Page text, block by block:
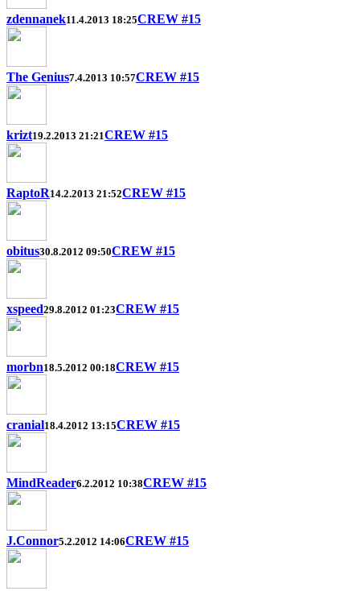
zdennanek11.4.2013 18:25CREW #15
The Genius7.4.2013 10:57CREW #15
krizt19.2.2013 21:21CREW #15
RaptoR14.2.2013 21:52CREW #15
obitus30.8.2012 09:50CREW #15
xspeed29.8.2012 01:23CREW #15
morbn18.5.2012 00:18CREW #15
cranial18.4.2012 13:15CREW #15
MindReader6.2.2012 10:38CREW #15
J.Connor5.2.2012 14:06CREW #15